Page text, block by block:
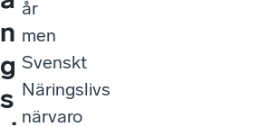
n
g
s
år
men
Svenskt
Näringslivs
närvaro